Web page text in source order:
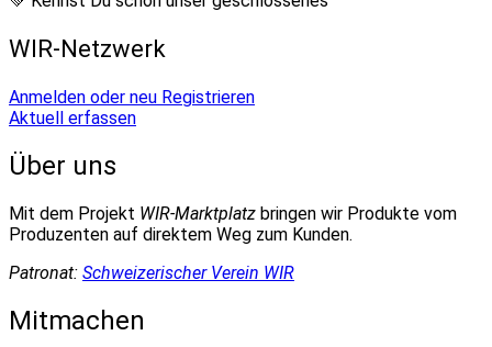
WIR-Netzwerk
Anmelden oder neu Registrieren
Aktuell erfassen
Über uns
Mit dem Projekt WIR-Marktplatz bringen wir Produkte vom
Produzenten auf direktem Weg zum Kunden.
Patronat: Schweizerischer Verein WIR
Mitmachen